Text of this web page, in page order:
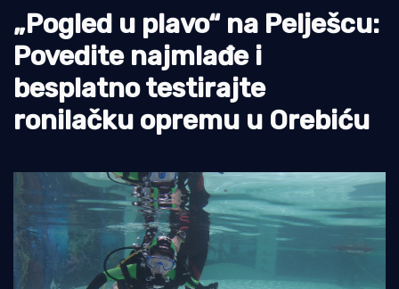
Pomorstvo
Ribolov
Ekologija
Tradicija i kultura
„Pogled u plavo“ na Pelješcu:
Povedite najmlađe i
besplatno testirajte
ronilačku opremu u Orebiću